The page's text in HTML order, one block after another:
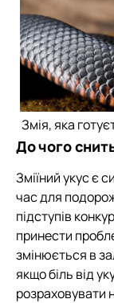
Змія, яка
До чого
Зміїний укус є
час для
підступів
принести
змінюється в
якщо біль від
розраховувати